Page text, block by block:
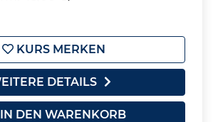
KURS MERKEN
DETAILS
DEN WARENKORB